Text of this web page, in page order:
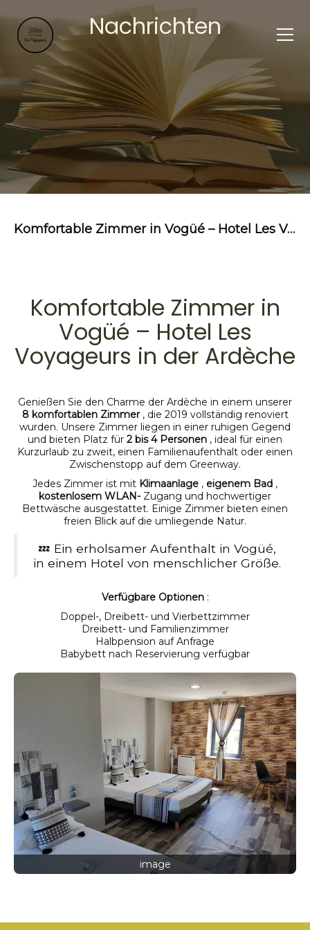
Nachrichten
Komfortable Zimmer in Vogüé – Hotel Les Voyageurs in der Ardèche
Komfortable Zimmer in
Vogüé – Hotel Les
Voyageurs in der Ardèche
Genießen Sie den Charme der Ardèche in einem unserer
8 komfortablen Zimmer, die 2019 vollständig renoviert
wurden. Unsere Zimmer liegen in einer ruhigen Gegend
und bieten Platz für 2 bis 4 Personen , ideal für einen
Kurzurlaub zu zweit, einen Familienaufenthalt oder einen
Zwischenstopp auf dem Greenway.
Jedes Zimmer ist mit Klimaanlage , eigenem Bad ,
kostenlosem WLAN- Zugang und hochwertiger
Bettwäsche ausgestattet. Einige Zimmer bieten einen
freien Blick auf die umliegende Natur.
💤 Ein erholsamer Aufenthalt in Vogüé,
in einem Hotel von menschlicher Größe.
Verfügbare Optionen:
Doppel-, Dreibett- und Vierbettzimmer
Dreibett- und Familienzimmer
Halbpension auf Anfrage
Babybett nach Reservierung verfügbar
image